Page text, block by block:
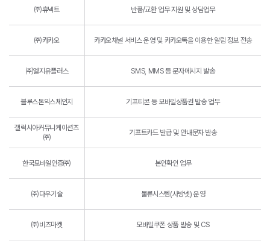
㈜휴넥트 반품/교환 업무 지원 및 상담업무
㈜카카오 카카오채널 서비스 운영 및 카카오톡을 이용한 알림 정보 전송
㈜엘지유플러스 SMS, MMS 등 문자메시지 발송
블루스톤익스체인지 기프티콘 등 모바일상품권 발송 업무
갤럭시아커뮤니케이션즈
㈜
기프트카드 발급 및 안내문자 발송
한국모바일인증㈜ 본인확인 업무
㈜다우기술 물류시스템(사방넷) 운영
㈜비즈마켓 모바일쿠폰 상품 발송 및 CS